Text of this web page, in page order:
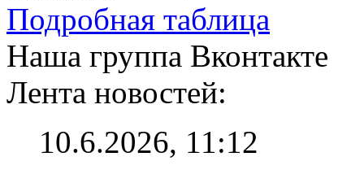
Подробная таблица
Наша группа Вконтакте
Лента новостей:
10.6.2026, 11:12